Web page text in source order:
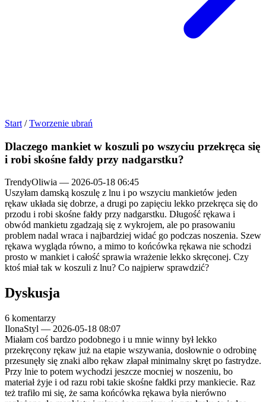
Start / Tworzenie ubrań
Dlaczego mankiet w koszuli po wszyciu przekręca się
i robi skośne fałdy przy nadgarstku?
TrendyOliwia — 2026-05-18 06:45
Uszyłam damską koszulę z lnu i po wszyciu mankietów jeden
rękaw układa się dobrze, a drugi po zapięciu lekko przekręca się do
przodu i robi skośne fałdy przy nadgarstku. Długość rękawa i
obwód mankietu zgadzają się z wykrojem, ale po prasowaniu
problem nadal wraca i najbardziej widać go podczas noszenia. Szew
rękawa wygląda równo, a mimo to końcówka rękawa nie schodzi
prosto w mankiet i całość sprawia wrażenie lekko skręconej. Czy
ktoś miał tak w koszuli z lnu? Co najpierw sprawdzić?
Dyskusja
6 komentarzy
IlonaStyl — 2026-05-18 08:07
Miałam coś bardzo podobnego i u mnie winny był lekko
przekręcony rękaw już na etapie wszywania, dosłownie o odrobinę
przesunęły się znaki albo rękaw złapał minimalny skręt po fastrydze.
Przy lnie to potem wychodzi jeszcze mocniej w noszeniu, bo
materiał żyje i od razu robi takie skośne fałdki przy mankiecie. Raz
też trafiło mi się, że sama końcówka rękawa była nierówno